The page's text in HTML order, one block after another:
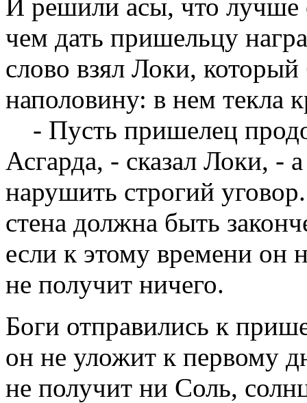
И решили асы, что лучше
чем дать пришельцу
слово взял Локи,
наполовину: в нем текла
- Пусть пришелец
Асгарда, - сказал Локи, -
нарушить строгий
стена должна быть
если к этому времени он
не получит ничего.
Боги отправились к
он не уложит к первому
не получит ни Соль,